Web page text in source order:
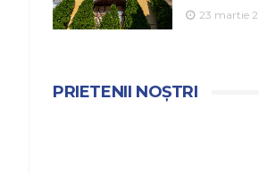
23 martie
PRIETENII NOȘTRI